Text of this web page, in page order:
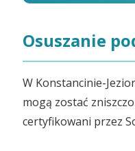
Osuszanie
W Konstancinie-
mogą zostać
certyfikowani przez